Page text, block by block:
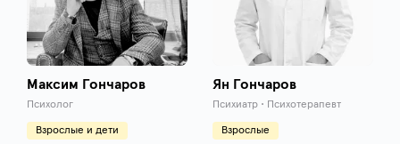
Максим Гончаров
Психолог
Взрослые и дети
Ян Гончаров
Психиатр • Психотерапевт
Взрослые